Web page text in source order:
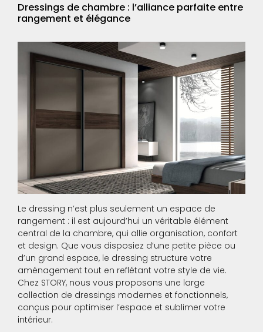
Dressings de chambre : l’alliance parfaite entre
rangement et élégance
Le dressing n’est plus seulement un espace de
rangement : il est aujourd’hui un véritable élément
central de la chambre, qui allie organisation, confort
et design. Que vous disposiez d’une petite pièce ou
d’un grand espace, le dressing structure votre
aménagement tout en reflétant votre style de vie.
Chez STORY, nous vous proposons une large
collection de dressings modernes et fonctionnels,
conçus pour optimiser l’espace et sublimer votre
intérieur.